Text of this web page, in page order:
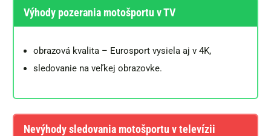
Výhody pozerania motošportu v TV
obrazová kvalita – Eurosport vysiela aj v 4K,
sledovanie na veľkej obrazovke.
Nevýhody sledovania motošportu v televízii